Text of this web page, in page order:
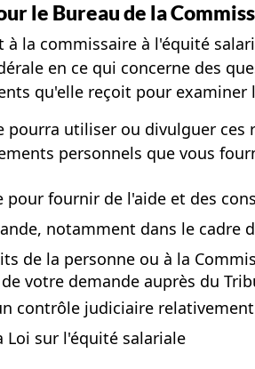
le Bureau de la
à la commissaire à l'équité
en ce qui concerne des
qu'elle reçoit pour
pourra utiliser ou divulguer
personnels que vous
fournir de l'aide et des
notamment dans le cadre
de la personne ou à la
votre demande auprès du
contrôle judiciaire
sur l'équité salariale